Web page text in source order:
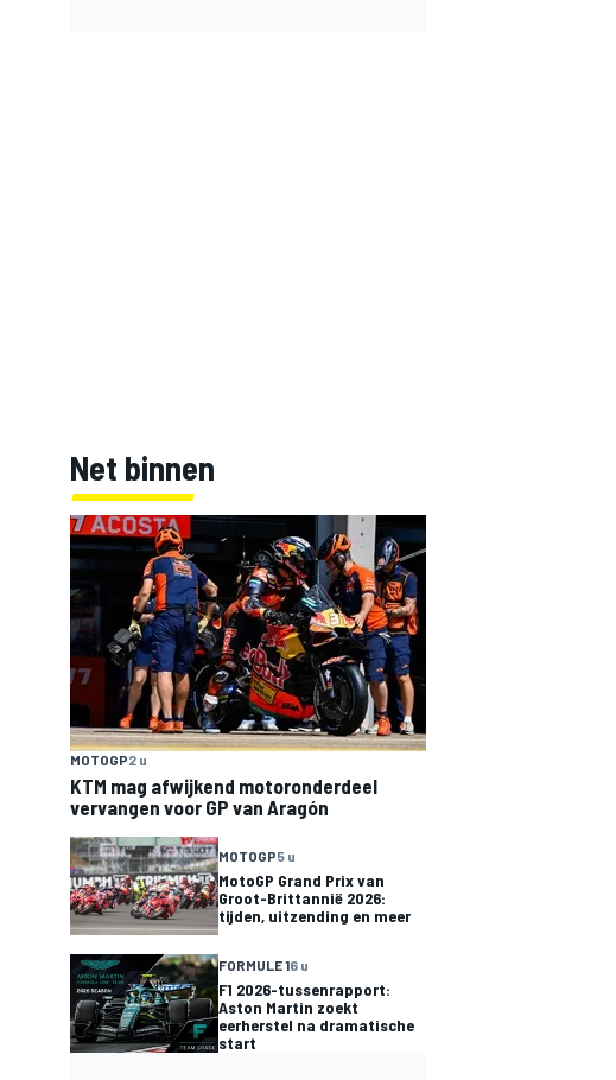
Net binnen
MOTOGP2 u
KTM mag afwijkend motoronderdeel
vervangen voor GP van Aragón
MOTOGP5 u
MotoGP Grand Prix van
Groot-Brittannië 2026:
tijden, uitzending en meer
FORMULE 16 u
F1 2026-tussenrapport:
Aston Martin zoekt
eerherstel na dramatische
start